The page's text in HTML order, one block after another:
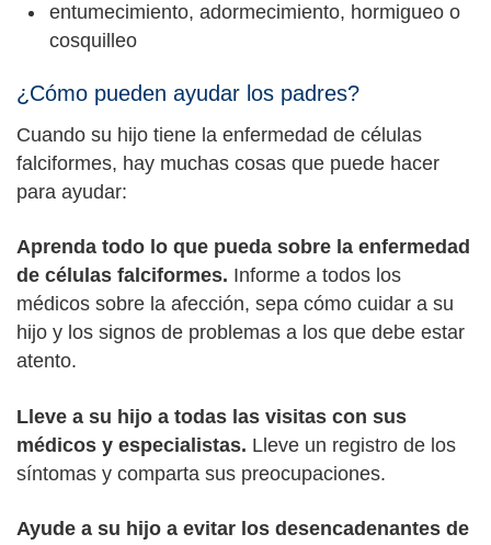
entumecimiento, adormecimiento, hormigueo o
cosquilleo
¿Cómo pueden ayudar los padres?
Cuando su hijo tiene la enfermedad de células
falciformes, hay muchas cosas que puede hacer
para ayudar:
Aprenda todo lo que pueda sobre la enfermedad
de células falciformes. Informe a todos los
médicos sobre la afección, sepa cómo cuidar a su
hijo y los signos de problemas a los que debe estar
atento.
Lleve a su hijo a todas las visitas con sus
médicos y especialistas. Lleve un registro de los
síntomas y comparta sus preocupaciones.
Ayude a su hijo a evitar los desencadenantes de